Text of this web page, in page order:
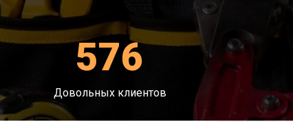
576
Довольных клиентов